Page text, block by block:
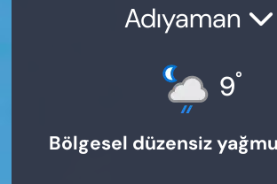
Adıyaman
9°
Bölgesel düzensiz